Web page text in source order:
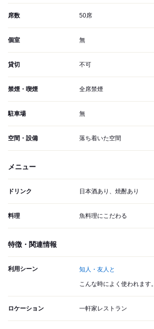
席数 50席
個室 無
貸切 不可
禁煙・喫煙 全席禁煙
駐車場 無
空間・設備 落ち着いた空間
メニュー
ドリンク 日本酒あり、焼酎あり
料理 魚料理にこだわる
特徴・関連情報
利用シーン 知人・友人と
こんな時によく使われます。
ロケーション 一軒家レストラン